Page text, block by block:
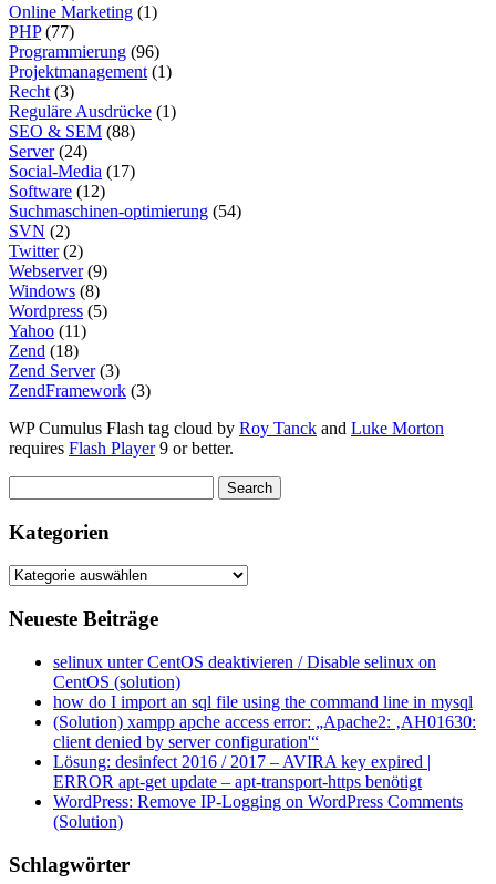
Online Marketing (1)
PHP(77)
Programmierung (96)
Projektmanagement (1)
Recht (3)
Reguläre Ausdrücke (1)
SEO & SEM (88)
Server(24)
Social-Media (17)
Software (12)
Suchmaschinen-optimierung (54)
SVN (2)
Twitter(2)
Webserver(9)
Windows (8)
Wordpress (5)
Yahoo (11)
Zend (18)
Zend Server(3)
ZendFramework (3)
WP Cumulus Flash tag cloud by Roy Tanck and Luke Morton
requires Flash Player9 or better.
Kategorien
Kategorien
Neueste Beiträge
selinux unter CentOS deaktivieren / Disable selinux on
CentOS (solution)
how do I import an sql file using the command line in mysql
(Solution) xampp apche access error: „Apache2: ‚AH01630:
client denied by server configuration'“
Lösung: desinfect 2016 / 2017 – AVIRA key expired |
ERROR apt-get update – apt-transport-https benötigt
WordPress: Remove IP-Logging on WordPress Comments
(Solution)
Schlagwörter